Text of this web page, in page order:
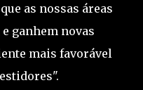
as nossas áreas
ganhem novas
mais favorável